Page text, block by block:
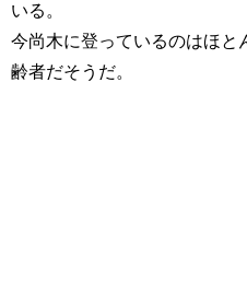
いる。
今尚木に登っているのはほと
齢者だそうだ。